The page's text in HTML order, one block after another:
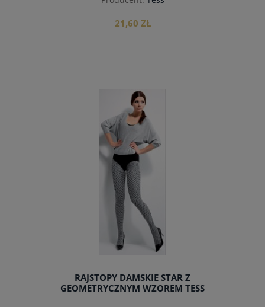
21,60 ZŁ
do koszyka
RAJSTOPY DAMSKIE STAR Z
GEOMETRYCZNYM WZOREM TESS